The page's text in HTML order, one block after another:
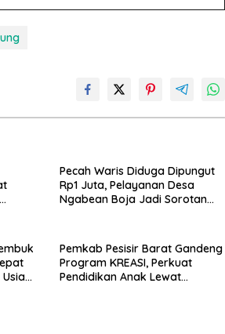
Pecah Waris Diduga Dipungut
Rp1 Juta, Pelayanan Desa
Ngabean Boja Jadi Sorotan
Pemkab Pesisir Barat Gandeng
Program KREASI, Perkuat
Pendidikan Anak Lewat